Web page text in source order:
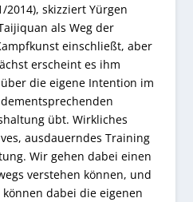
2014), skizziert Yürgen
als Weg der
einschließt, aber
erscheint es ihm
die eigene Intention im
übt. Wirkliches
ausdauerndes Training
Wir gehen dabei einen
verstehen können, und
dabei die eigenen